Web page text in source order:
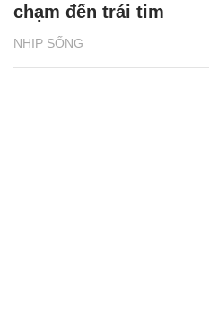
NHỊP SỐNG
chạm đến trái tim